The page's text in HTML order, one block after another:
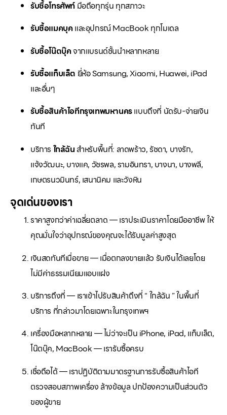
รับซื้อโทรศัพท์ มือถือทุกรุ่น ทุกสภาวะ
รับซื้อแมคบุคและอุปกรณ์ MacBook ทุกโมเดล
รับซื้อโน๊ตบุ๊คจากแบรนด์ชั้นนำหลากหลาย
รับซื้อแท็บเล็ต ยี่ห้อ Samsung, Xiaomi, Huawei, iPad
และอื่นๆ
รับซื้อสินค้าไอทีกรุงเทพมหานครแบบถึงที่ นัดรับ-จ่ายเงิน
ทันที
บริการ ใกล้ฉัน สำหรับพื้นที่: ลาดพร้าว, รัชดา, บางรัก,
แจ้งวัฒนะ, บางแค, วัชรพล, รามอินทรา, บางนา, บางพลี,
เกษตรนวมินทร์, เสนานิคม และวังหิน
จุดเด่นของเรา
ราคาสูงกว่าค่าเฉลี่ยตลาด — เราประเมินราคาโดยมืออาชีพ ให้
คุณมั่นใจว่าอุปกรณ์ของคุณจะได้รับมูลค่าสูงสุด
เงินสดทันทีเมื่อขาย — เมื่อตกลงขายแล้ว รับเงินได้เลยโดย
ไม่มีค่าธรรมเนียมแอบแฝง
บริการถึงที่ — เราเข้าไปรับสินค้าถึงที่ “ ใกล้ฉัน ” ในพื้นที่
บริการ ที่กล่าวมาโดยเฉพาะในกรุงเทพฯ
เครื่องมือหลากหลาย — ไม่ว่าจะเป็น iPhone, iPad, แท็บเล็ต,
โน๊ตบุ๊ค, MacBook — เรารับซื้อครบ
เชื่อถือได้ — เราปฏิบัติตามมาตรฐานการรับซื้อสินค้าไอที
ตรวจสอบสภาพเครื่อง ล้างข้อมูล ปกป้องความเป็นส่วนตัว
ของผู้ขาย